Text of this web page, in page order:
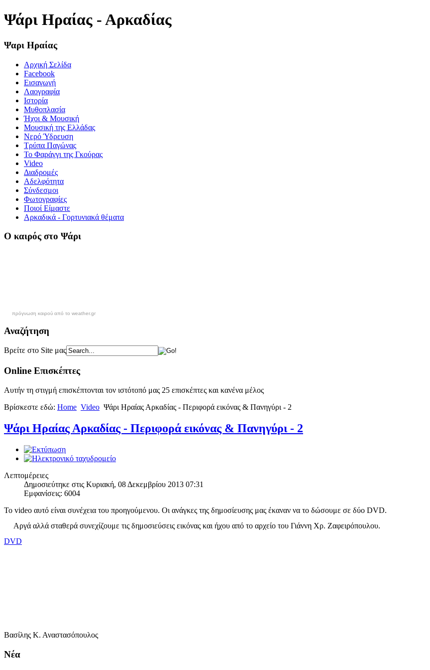
Ψάρι Ηραίας - Αρκαδίας
Ψαρι Ηραίας
Αρχική Σελίδα
Facebook
Εισαγωγή
Λαογραφία
Ιστορία
Μυθοπλασία
Ήχοι & Μουσική
Μουσική της Ελλάδας
Νερό Ύδρευση
Τρύπα Παγώνας
Το Φαράγγι της Γκούρας
Video
Διαδρομές
Αδελφότητα
Σύνδεσμοι
Φωτογραφίες
Ποιοί Είμαστε
Αρκαδικά - Γορτυνιακά θέματα
Ο καιρός στο Ψάρι
πρόγνωση καιρού από το weather.gr
Αναζήτηση
Βρείτε στο Site μας
Online Επισκέπτες
Αυτήν τη στιγμή επισκέπτονται τον ιστότοπό μας 25 επισκέπτες και κανένα μέλος
Βρίσκεστε εδώ: Home Video Ψάρι Ηραίας Αρκαδίας - Περιφορά εικόνας & Πανηγύρι - 2
Ψάρι Ηραίας Αρκαδίας - Περιφορά εικόνας & Πανηγύρι - 2
Λεπτομέρειες
Δημοσιεύτηκε στις Κυριακή, 08 Δεκεμβρίου 2013 07:31
Εμφανίσεις: 6004
Το video αυτό είναι συνέχεια του προηγούμενου. Οι ανάγκες της δημοσίευσης μας έκαναν να το δώσουμε σε δύο DVD.
Αργά αλλά σταθερά συνεχίζουμε τις δημοσιεύσεις εικόνας και ήχου από το αρχείο του Γιάννη Χρ. Ζαφειρόπουλου.
DVD
Βασίλης Κ. Αναστασόπουλος
Νέα